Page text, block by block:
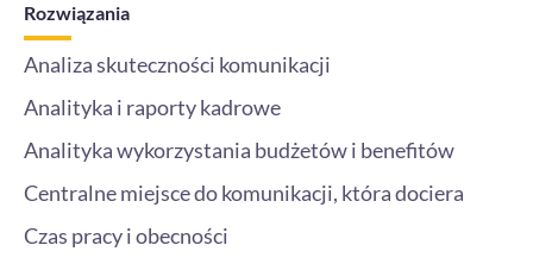
o
k
r
-
i
Rozwiązania
Analiza skuteczności komunikacji
Analityka i raporty kadrowe
Analityka wykorzystania budżetów i benefitów
Centralne miejsce do komunikacji, która dociera
Czas pracy i obecności